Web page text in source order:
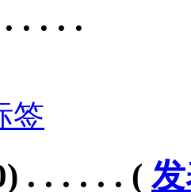
. . . .
签
. . . . . . (